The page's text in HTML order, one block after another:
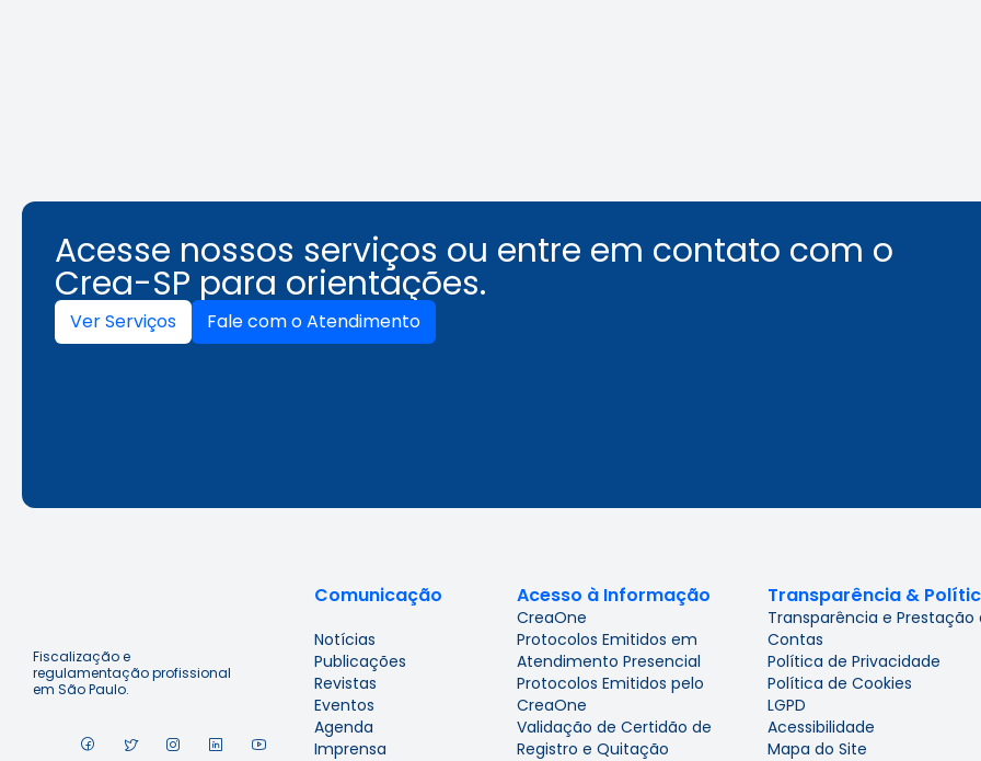
Acesse nossos serviços ou entre em contato com o
Crea-SP para orientações.
Ver Serviços Fale com o Atendimento
Fiscalização e
regulamentação profissional
em São Paulo.
Comunicação
Notícias
Publicações
Revistas
Eventos
Agenda
Imprensa
Acesso à Informação
CreaOne
Protocolos Emitidos em
Atendimento Presencial
Protocolos Emitidos pelo
CreaOne
Validação de Certidão de
Registro e Quitação
Transparência &
Transparência e Prestação
Contas
Política de Privacidade
Política de Cookies
LGPD
Acessibilidade
Mapa do Site